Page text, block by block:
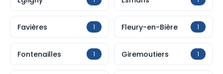
Favières 1 Fleury-en-Bière 1
Fontenailles 1 Giremoutiers 1